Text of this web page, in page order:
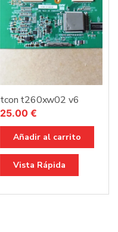
tcon t260xw02 v6
25.00 €
Añadir al carrito
Vista Rápida